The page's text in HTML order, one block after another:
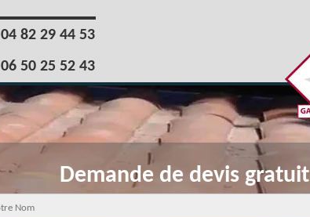
04 82 29 44 53
06 50 25 52 43
Demande de devis gratuit